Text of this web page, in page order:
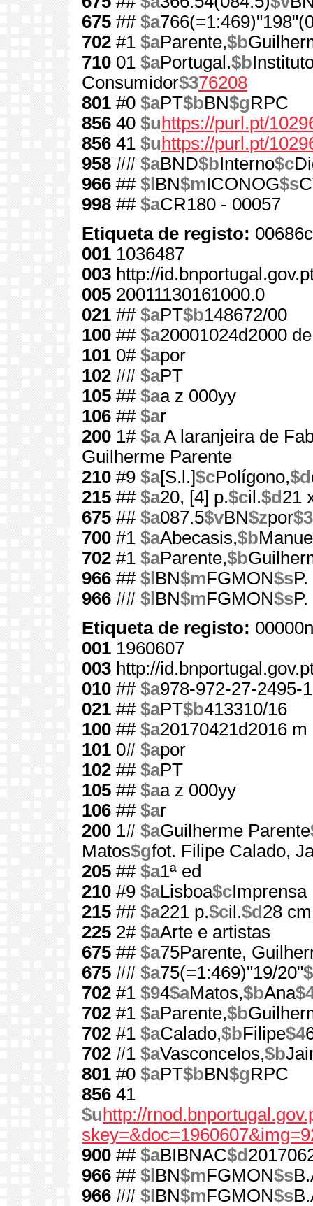
675 ## $a
702 #1 $aParente,$b
710 01 $aPortugal.$b
Consumidor$376208
801 #0 $aPT$bBN$gRPC
856 40 $u https://purl.pt/
856 41 $u https://purl.pt/
958 ## $aBND$bInterno$c
966 ## $l BN$mICONOG$s
998 ## $aCR180 - 00057
Etiqueta de registo:
001 1036487
003 http://
005 20011130161000.0
021 ## $aPT$b148672/00
100 ## $a20001024d2000
101 0# $apor
102 ## $aPT
105 ## $aa z 000yy
106 ## $ar
200 1# $aA laranjeira de
Guilherme Parente
210 #9 $a[S.l.]$cPolígono,$d
215 ## $a20, [4] p.$cil.$d 21
675 ## $a087.5$vBN$zpor$3
700 #1 $aAbecasis,$b
702 #1 $aParente,$b
966 ## $l BN$mFGMON$s
966 ## $l BN$mFGMON$s
Etiqueta de registo:
001 1960607
003 http://
010 ## $a978-972-27-2495-1
021 ## $aPT$b413310/16
100 ## $a20170421d2016
101 0# $apor
102 ## $aPT
105 ## $aa z 000yy
106 ## $ar
200 1# $aGuilherme Parente
Matos$gfot. Filipe Calado,
205 ## $a1ª ed
210 #9 $aLisboa$cImprensa
215 ## $a221 p.$cil.$d 28 cm
225 2# $aArte e artistas
675 ## $a75Parente,
675 ## $a75(=1:469)"19/20"
702 #1 $94$aMatos,$bAna
702 #1 $aParente,$b
702 #1 $aCalado,$bFilipe$4
702 #1 $aVasconcelos,$b
801 #0 $aPT$bBN$gRPC
856 41
$u http://
900 ## $aBIBNAC$d
966 ## $l BN$mFGMON$s
966 ## $l BN$mFGMON$s